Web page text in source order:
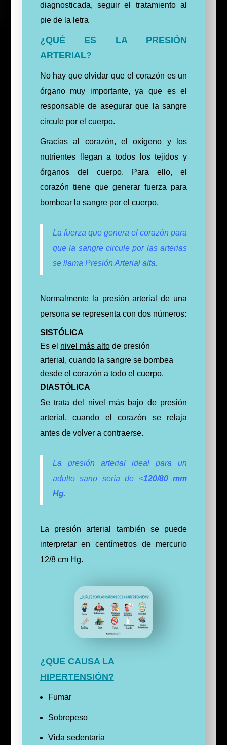
diagnosticada, seguir el tratamiento al
pie de la letra
¿QUÉ ES LA PRESIÓN
ARTERIAL?
No hay que olvidar que el corazón es un
órgano muy importante, ya que es el
responsable de asegurar que la sangre
circule por el cuerpo.
Gracias al corazón, el oxígeno y los
nutrientes llegan a todos los tejidos y
órganos del cuerpo.
Para ello, el
corazón tiene que generar fuerza para
bombear la sangre por el cuerpo.
La fuerza que genera el corazón para
que la sangre circule por las arterias
se llama Presión Arterial alta.
Normalmente la presión arterial de una
persona se representa con dos números:
SISTÓLICA
Es el nivel más altode presión
arterial, cuando la sangre se bombea
desde el corazón a todo el cuerpo.
DIASTÓLICA
Se trata del nivel más bajo de presión
arterial, cuando el corazón se relaja
antes de volver a contraerse.
La presión arterial ideal para un
adulto sano sería de <120/80 mm
Hg.
La presión arterial también se puede
interpretar en centímetros de mercurio
12/8 cm Hg.
¿QUE CAUSA LA
HIPERTENSIÓN?
Fumar
Sobrepeso
Vida sedentaria